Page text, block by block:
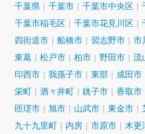
千葉県 千葉市 千葉市中央区
千葉市稲毛区
千葉市花見川区
四街道市
船橋市 習志野市 市
東葛
松戸市 柏市 野田市 流
印西市
我孫子市 東部 成田市
栄町
酒々井町 銚子市 香取市
匝瑳市
旭市 山武市 東金市
九十九里町
内房 市原市 木更